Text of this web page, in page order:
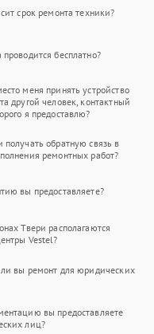
срок ремонта техники?
бесплатно?
меня принять устройство
другой человек, контактный
я предоставлю?
обратную связь в
ремонтных работ?
вы предоставляете?
Твери располагаются
Vestel?
вы ремонт для юридических
вы предоставляете
лиц?